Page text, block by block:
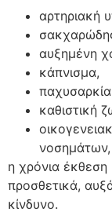
αρτηριακή
αυξημένη
κάπνισμα,
καθιστική
νοσημάτων,
η χρόνια έκθεση
προσθετικά,
κίνδυνο.